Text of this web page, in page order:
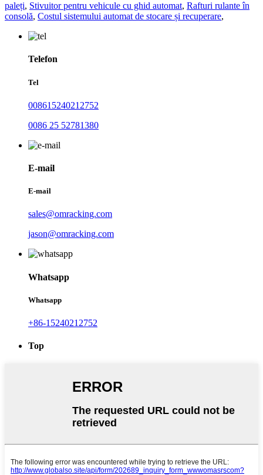
paleți, Stivuitor pentru vehicule cu ghid automat, Rafturi rulante în
consolă, Costul sistemului automat de stocare și recuperare,
Telefon
Tel
008615240212752
0086 25 52781380
E-mail
E-mail
sales@omracking.com
jason@omracking.com
Whatsapp
Whatsapp
+86-15240212752
Top